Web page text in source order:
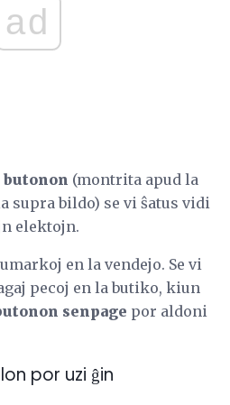
ad
(montrita apud la
supra bildo) se vi ŝatus vidi
elektojn.
en la vendejo. Se vi
pecoj en la butiko, kiun
senpage por aldoni
por uzi ĝin